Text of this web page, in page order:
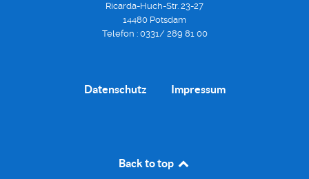
Ricarda-Huch-Str. 23-27
14480 Potsdam
Telefon : 0331/ 289 81 00
Datenschutz Impressum
Back to top